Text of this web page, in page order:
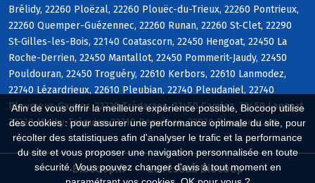
Afin de vous offrir la meilleure expérience possible, Biocoop utilise
des cookies : pour assurer une performance optimale du site, pour
récolter des statistiques afin d'analyser le trafic et la performance
du site et vous proposer une navigation personnalisée en toute
sécurité. Vous pouvez changer d'avis à tout moment en
Brélidy, 22260 Ploëzal, 22260 Plouëc-du-Trieux, 22260 Pontrieux,
22260 Quemper-Guézennec, 22260 Runan, 22260 St-Clet, 22290
St-Gilles-les-Bois, 22140 Coatascorn, 22450 Hengoat, 22450 La
Roche-Derrien, 22450 Mantallot, 22450 Pommerit-Jaudy, 22450
Pouldouran, 22450 Troguéry, 22610 Kerbors, 22610 Lanmodez,
22740 Lézardrieux, 22610 Pleubian, 22740 Pleudaniel, 22740
Pleumeur-Gautier, 22220 Trédarzec, 22450 Camlez, 22450 Langoat,
22220 Minihy-Tréguier, 22710 Penvénan, 22820 Plougrescant
Biocoop.fr
Le réseau Biocoop